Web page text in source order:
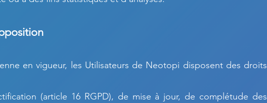
en vigueur, les Utilisateurs de Neotopi disposent des droits
(article 16 RGPD), de mise à jour, de complétude des